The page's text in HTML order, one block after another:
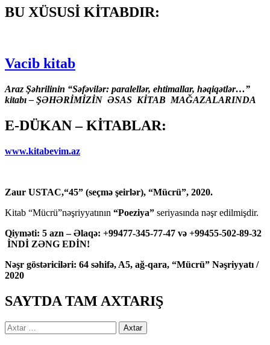
BU XÜSUSİ KİTABDIR:
Vacib kitab
Araz Şəhrilinin “Səfəvilər: paralellər, ehtimallar, həqiqətlər…”
kitabı – ŞƏHƏRİMİZİN ƏSAS KİTAB MAĞAZALARINDA
E-DÜKAN – KİTABLAR:
www.kitabevim.az
Zaur USTAC,“45” (seçmə şeirlər), “Mücrü”, 2020.
Kitab “Mücrü”nəşriyyatının “Poeziya” seriyasında nəşr edilmişdir.
Qiyməti: 5 azn – Əlaqə: +99477-345-77-47 və +99455-502-89-32
İNDİ ZƏNG EDİN!
Nəşr göstəriciləri: 64 səhifə, A5, ağ-qara, “Mücrü” Nəşriyyatı /
2020
SAYTDA TAM AXTARIŞ
Axtarış: